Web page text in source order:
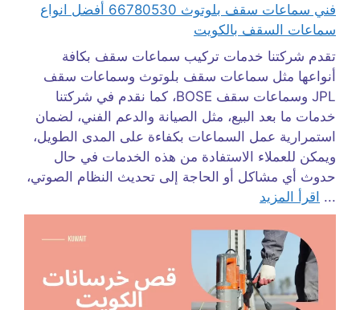
فني سماعات سقف بلوتوث 66780530 أفضل انواع
سماعات السقف بالكويت
تقدم شركتنا خدمات تركيب سماعات سقف بكافة
أنواعها مثل سماعات سقف بلوتوث وسماعات سقف
JPL وسماعات سقف BOSE، كما نقدم في شركتنا
خدمات ما بعد البيع، مثل الصيانة والدعم الفني، لضمان
استمرارية عمل السماعات بكفاءة على المدى الطويل،
ويمكن للعملاء الاستفادة من هذه الخدمات في حال
حدوث أي مشاكل أو الحاجة إلى تحديث النظام الصوتي،
... اقرأ المزيد